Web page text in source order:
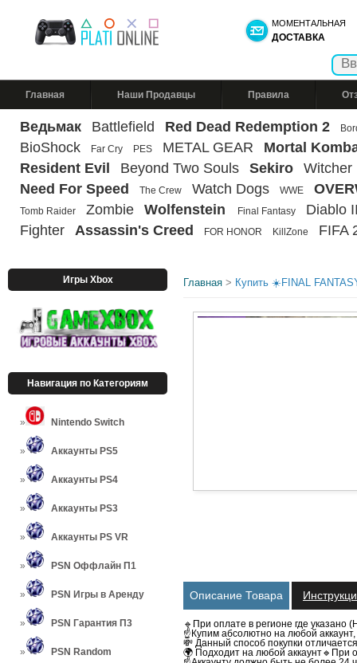
МОМЕНТАЛЬНАЯ
ДОСТАВКА
Главная Наши Продавцы Правила
Ведьмак Battlefield Red Dead Redemption 2
BioShock Far Cry PES METAL GEAR
Mortal
Resident Evil
Beyond Two Souls Sekiro
Witcher
Need For Speed
The Crew Watch Dogs WWE
Tomb Raider Zombie Wolfenstein Final Fantasy
Diablo
Fighter
Assassin's Creed FOR HONOR KillZone FIFA
Игры Xbox
Навигация по Категориям
Nintendo Switch
Аккаунты PS5
Аккаунты PS4
Аккаунты PS3
Аккаунты PS VR
PSN Оффлайн П1
PSN Игры в Аренду
PSN Гарантия П3
PSN Random
Главная > Купить ☀️FINAL
Описание Товара
🔹При оплате в регионе где указано
☝Купим абсолютно на любой
💸 Данный способ покупки
🌍 Подходит на любой аккаунт🔹При